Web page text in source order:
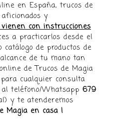
en España, trucos de
y
con instrucciones
a practicarlos desde el
de productos de
de tu mano tan
de Trucos de Magia
cualquier consulta
teléfono/Whatsapp 679
y te atenderemos
Magia en casa !